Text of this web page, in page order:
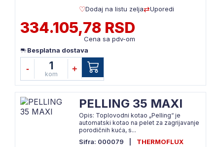
Dodaj na listu zelja
Uporedi
334.105,78 RSD
Cena sa pdv-om
Besplatna dostava
- 1
kom
+
PELLING 35 MAXI
Opis: Toplovodni kotao „Pelling“ je
automatski kotao na pelet za zagrijavanje
porodičnih kuća, s...
Sifra: 000079
THERMOFLUX